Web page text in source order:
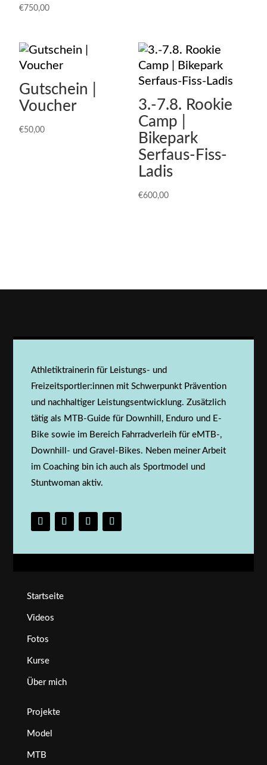
€750,00
Gutschein |
Voucher
€50,00
3.-7.8. Rookie
Camp |
Bikepark
Serfaus-Fiss-
Ladis
€600,00
Athletiktrainerin für Leistungs- und
Freizeitsportler:innen mit Schwerpunkt Prävention
und nachhaltiger Leistungsentwicklung. Zusätzlich
tätig als MTB-Guide für Downhill, Enduro und E-
Bike sowie im Bereich Fahrradverleih für eMTB-,
Downhill- und Gravel-Bikes. Neben meiner Arbeit
im Coaching bin ich auch als Sportmodel und
Stuntwoman aktiv.
Startseite
Videos
Fotos
Kurse
Über mich
Projekte
Model
MTB